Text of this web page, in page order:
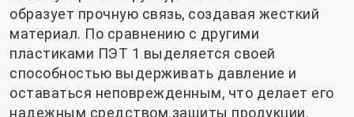
образует прочную связь, создавая жесткий
материал. По сравнению с другими
пластиками ПЭТ 1 выделяется своей
способностью выдерживать давление и
оставаться неповрежденным, что делает его
надежным средством защиты продукции.